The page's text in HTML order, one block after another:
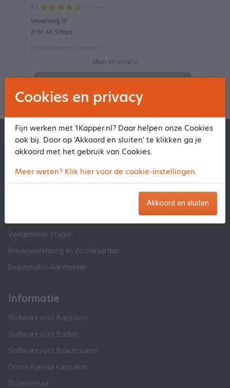
9.7
Vouerweg 19
6136 AK Sittard
Meer informatie
1Kapper.nl 1BeautyAfspraak.nl
1Kapper.nl
Over ons
Veelgestelde Vragen
Privacyverklaring en Voorwaarden
Beautysalon Aanmelden
Informatie
Software voor Kapsalon
Software voor Barber
Software voor Beautysalon
Online Agenda Kapsalon
Stoelverhuur
Cookies en privacy
Fijn werken met 1Kapper.nl? Daar helpen onze Cookies
ook bij. Door op 'Akkoord en sluiten' te klikken ga je
akkoord met het gebruik van Cookies.
Meer weten? Klik hier voor de cookie-instellingen.
Akkoord en sluiten